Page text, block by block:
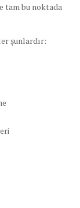
tam bu noktada
şunlardır: